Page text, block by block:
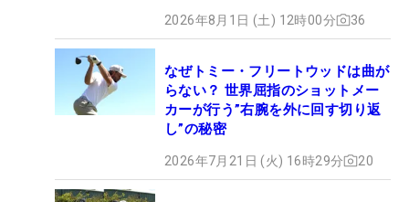
2026年8月1日 (土) 12時00分 36
なぜトミー・フリートウッドは曲が
らない？ 世界屈指のショットメー
カーが行う”右腕を外に回す切り返
し”の秘密
2026年7月21日 (火) 16時29分 20